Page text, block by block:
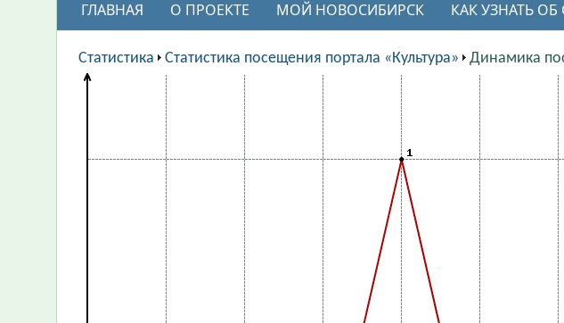
ГЛАВНАЯ О ПРОЕКТЕ МОЙ НОВОСИБИРСК КАК УЗНАТЬ
Статистика Статистика посещения портала «Культура» Динамика